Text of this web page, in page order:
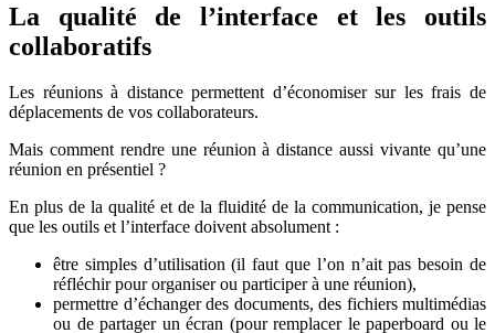
La qualité de l’interface et les outils
collaboratifs
Les réunions à distance permettent d’économiser sur les frais de
déplacements de vos collaborateurs.
Mais comment rendre une réunion à distance aussi vivante qu’une
réunion en présentiel ?
En plus de la qualité et de la fluidité de la communication, je pense
que les outils et l’interface doivent absolument :
être simples d’utilisation (il faut que l’on n’ait pas besoin de
réfléchir pour organiser ou participer à une réunion),
permettre d’échanger des documents, des fichiers multimédias
ou de partager un écran (pour remplacer le paperboard ou le